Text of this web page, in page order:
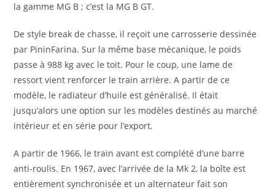
la gamme MG B ; c’est la MG B GT.
De style break de chasse, il reçoit une carrosserie dessinée
par PininFarina. Sur la même base mécanique, le poids
passe à 988 kg avec le toit. Pour le coup, une lame de
ressort vient renforcer le train arrière. A partir de ce
modèle, le radiateur d’huile est généralisé. Il était
jusqu’alors une option sur les modèles destinés au marché
intérieur et en série pour l’export.
A partir de 1966, le train avant est complété d’une barre
anti-roulis. En 1967, avec l’arrivée de la Mk 2, la boîte est
entièrement synchronisée et un alternateur fait son